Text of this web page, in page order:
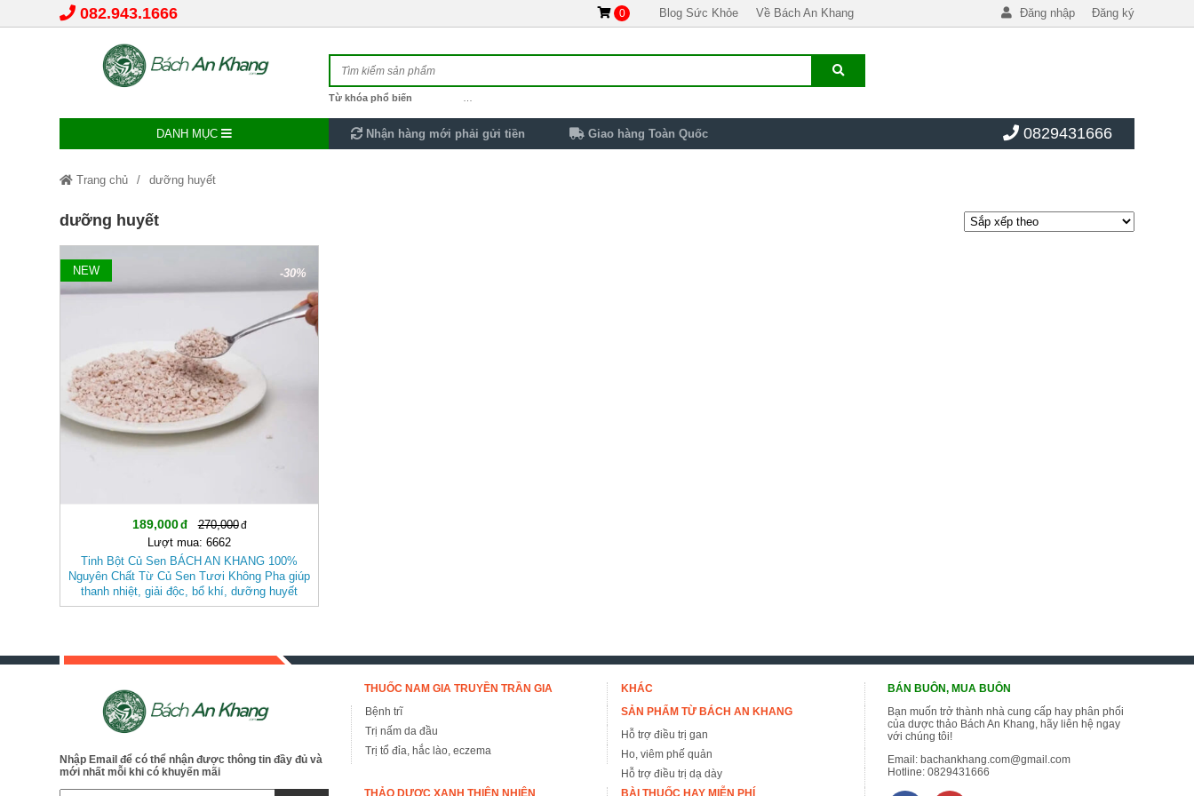
082.943.1666 0 Blog Sức Khỏe Về Bách An Khang Đăng nhập Đăng ký
Từ khóa phổ biến
DANH MỤC Nhận hàng mới phải gửi tiền Giao hàng Toàn Quốc 0829431666
Trang chủ dưỡng huyết
dưỡng huyết
-30%
NEW
189,000
270,000
Lượt mua: 6662
Tinh Bột Củ Sen BÁCH AN KHANG 100%
Nguyên Chất Từ Củ Sen Tươi Không Pha giúp
thanh nhiệt, giải độc, bổ khí, dưỡng huyết
Nhập Email để có thể nhận được thông tin đầy đủ và
mới nhất mỗi khi có khuyến mãi
THUỐC NAM GIA TRUYỀN TRẦN GIA
Bệnh trĩ
Trị nấm da đầu
Trị tổ đỉa, hắc lào, eczema
KHÁC
SẢN PHẨM TỪ BÁCH AN KHANG
Hỗ trợ điều trị gan
Ho, viêm phế quản
Hỗ trợ điều trị dạ dày
THẢO DƯỢC XANH THIÊN NHIÊN
BÀI THUỐC HAY MIỄN PHÍ
BÁN BUÔN, MUA BUÔN
Bạn muốn trở thành nhà cung cấp hay phân phối
của dược thảo Bách An Khang, hãy liên hệ ngay
với chúng tôi!
Email:bachankhang.com@gmail.com
Hotline:0829431666